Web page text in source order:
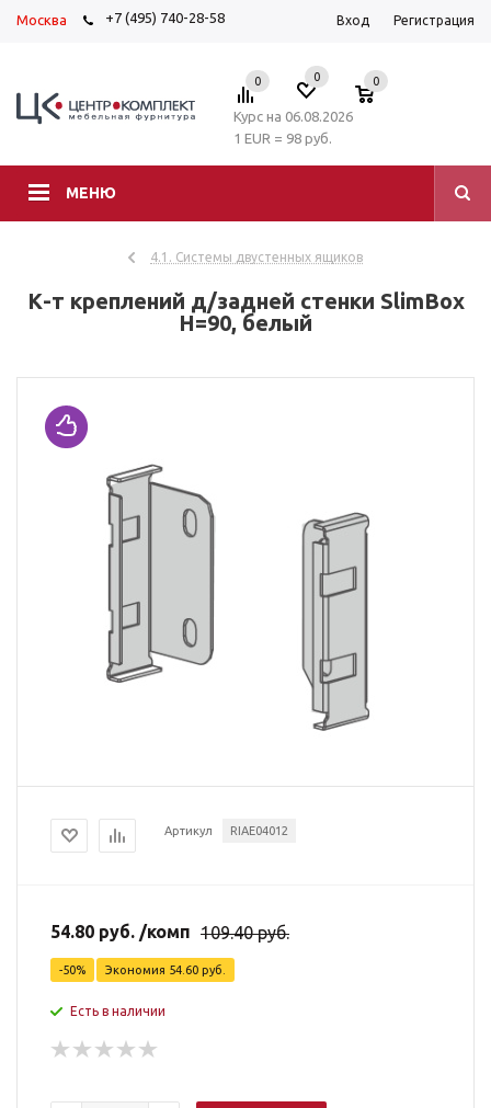
Москва +7 (495) 740-28-58 Вход Регистрация
МЕНЮ
0 0 0
Курс на 06.08.2026
1 EUR = 98 руб.
4.1. Системы двустенных ящиков
К-т креплений д/задней стенки SlimBox
H=90, белый
Артикул RIAE04012
54.80 руб. /комп 109.40руб.
-50% Экономия 54.60 руб.
Есть в наличии